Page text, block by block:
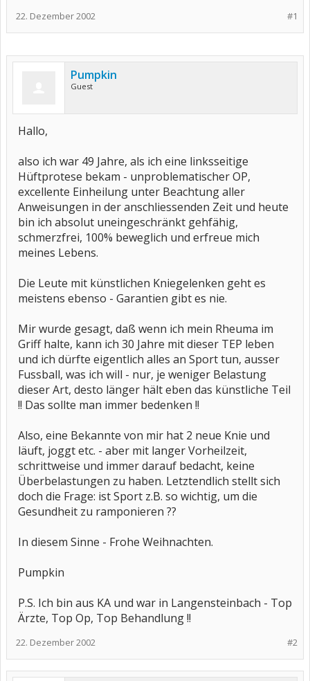
#1
22. Dezember 2002
Pumpkin
Guest
Hallo,
also ich war 49 Jahre, als ich eine linksseitige
Hüftprotese bekam - unproblematischer OP,
excellente Einheilung unter Beachtung aller
Anweisungen in der anschliessenden Zeit und heute
bin ich absolut uneingeschränkt gehfähig,
schmerzfrei, 100% beweglich und erfreue mich
meines Lebens.
Die Leute mit künstlichen Kniegelenken geht es
meistens ebenso - Garantien gibt es nie.
Mir wurde gesagt, daß wenn ich mein Rheuma im
Griff halte, kann ich 30 Jahre mit dieser TEP leben
und ich dürfte eigentlich alles an Sport tun, ausser
Fussball, was ich will - nur, je weniger Belastung
dieser Art, desto länger hält eben das künstliche Teil
!! Das sollte man immer bedenken !!
Also, eine Bekannte von mir hat 2 neue Knie und
läuft, joggt etc. - aber mit langer Vorheilzeit,
schrittweise und immer darauf bedacht, keine
Überbelastungen zu haben. Letztendlich stellt sich
doch die Frage: ist Sport z.B. so wichtig, um die
Gesundheit zu ramponieren ??
In diesem Sinne - Frohe Weihnachten.
Pumpkin
P.S. Ich bin aus KA und war in Langensteinbach - Top
Ärzte, Top Op, Top Behandlung !!
#2
22. Dezember 2002